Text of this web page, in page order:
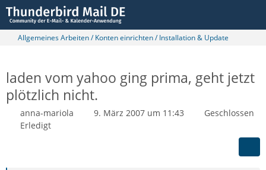
Allgemeines Arbeiten / Konten einrichten / Installation & Update
laden vom yahoo ging prima, geht jetzt
plötzlich nicht.
anna-mariola 9. März 2007 um 11:43
Geschlossen
Erledigt